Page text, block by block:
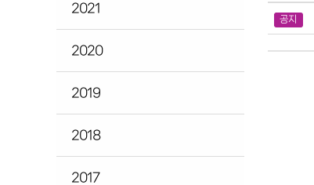
2021
2020
2019
2018
2017
공지